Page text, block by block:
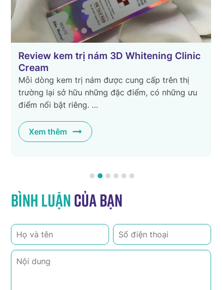
Review kem trị nám 3D Whitening Clinic
Cream
Mỗi dòng kem trị nám được cung cấp trên thị
trường lại sở hữu những đặc điểm, có những ưu
điểm nổi bật riêng. …
Xem thêm
Bình luậncủa bạn